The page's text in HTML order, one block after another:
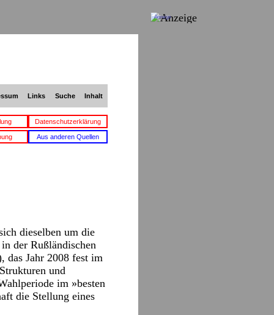
Links Suche Inhalt
Datenschutzerklärung
Aus anderen Quellen
dieselben um die
der Rußländischen
das Jahr 2008 fest im
und
im »besten
die Stellung eines
Anzeige